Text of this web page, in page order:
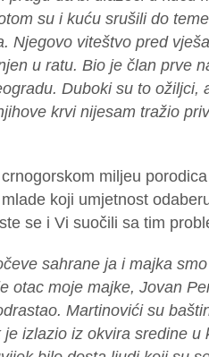
su i kuću srušili do
Njegovo viteštvo pred
u ratu. Bio je član prve
Duboki su to ožiljci,
krvi nijesam tražio
miljeu
koji umjetnost
se i Vi suočili sa tim
sahrane ja i majka
otac moje majke, Jovan
Martinovići su
izlazio iz okvira sredine u